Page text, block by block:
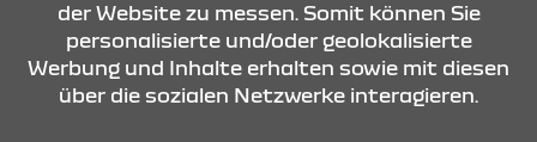
ÖFFNUNGSZEITEN
der Website zu messen. Somit können Sie
personalisierte und/oder geolokalisierte
Werbung und Inhalte erhalten sowie mit diesen
über die sozialen Netzwerke interagieren.